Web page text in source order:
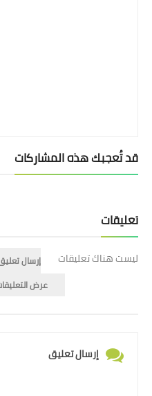
قد تُعجبك هذه المشاركات
تعليقات
ليست هناك تعليقات
إرسال
عرض
إرسال تعليق